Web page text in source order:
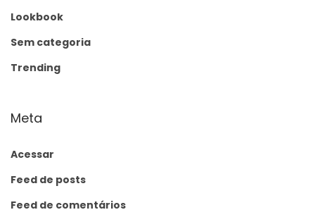
Lookbook
Sem categoria
Trending
Meta
Acessar
Feed de posts
Feed de comentários